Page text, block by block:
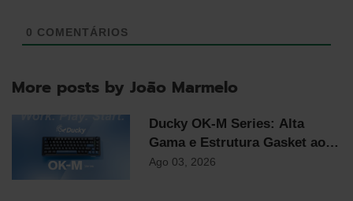
0 COMENTÁRIOS
More posts by João Marmelo
Ducky OK-M Series: Alta
Gama e Estrutura Gasket ao
Preço Mais Competitivo do
Ago 03, 2026